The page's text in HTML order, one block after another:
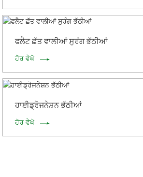
ਫਲੈਟ ਛੱਤ ਵਾਲੀਆਂ ਸੁਰੰਗ ਭੱਠੀਆਂ
ਹੋਰ ਵੇਖੋ
ਹਾਈਡ੍ਰੋਜਨੇਸ਼ਨ ਭੱਠੀਆਂ
ਹੋਰ ਵੇਖੋ